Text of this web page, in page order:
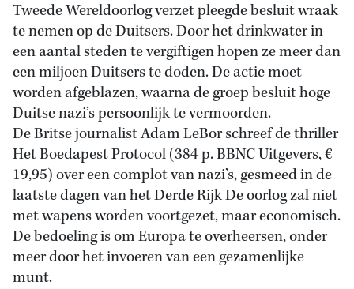
Tweede Wereldoorlog verzet pleegde besluit wraak
te nemen op de Duitsers. Door het drinkwater in
een aantal steden te vergiftigen hopen ze meer dan
een miljoen Duitsers te doden. De actie moet
worden afgeblazen, waarna de groep besluit hoge
Duitse nazi’s persoonlijk te vermoorden.
De Britse journalist Adam LeBor schreef de thriller
Het Boedapest Protocol (384 p. BBNC Uitgevers, €
19,95) over een complot van nazi’s, gesmeed in de
laatste dagen van het Derde Rijk De oorlog zal niet
met wapens worden voortgezet, maar economisch.
De bedoeling is om Europa te overheersen, onder
meer door het invoeren van een gezamenlijke
munt.